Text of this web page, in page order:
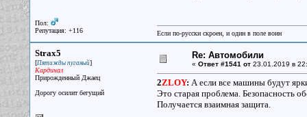
Пол:
Репутация: +116
Если по-русски скроен, и один в поле воин
Strax5
[Пятижды пуганый]
Кардинал
Прирожденный Джаец
Дорогу осилит бегущий
Re: Автомобили
« Ответ #1541 от23.01.2019 в
2ZLOY: А если все машины будут
Это старая проблема. Безопасность
Получается взаимная защита.